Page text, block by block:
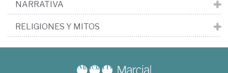
NARRATIVA
RELIGIONES Y MITOS